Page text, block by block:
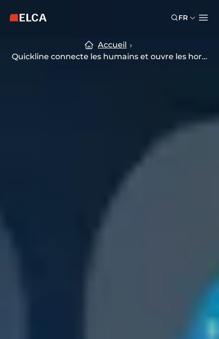
Logo ELCA — retour à la page d’accueil
FR
Accueil
Quickline connecte les humains et ouvre les horizons